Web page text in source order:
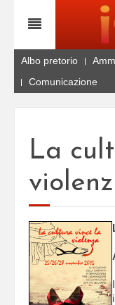
Albo pretorio
Comunicazione
La